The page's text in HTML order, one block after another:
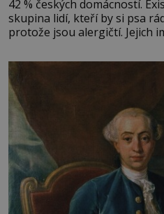
42 % českých domácností.
skupina lidí, kteří by si psa
protože jsou alergičtí. Jejich